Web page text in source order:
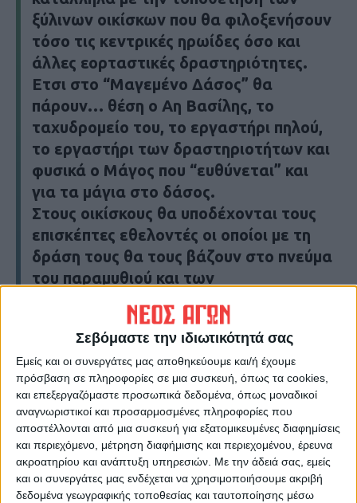
Σεβόμαστε την ιδιωτικότητά σας
Εμείς και οι συνεργάτες μας αποθηκεύουμε και/ή έχουμε
πρόσβαση σε πληροφορίες σε μια συσκευή, όπως τα cookies,
και επεξεργαζόμαστε προσωπικά δεδομένα, όπως μοναδικοί
αναγνωριστικοί και προσαρμοσμένες πληροφορίες που
αποστέλλονται από μια συσκευή για εξατομικευμένες διαφημίσεις
και περιεχόμενο, μέτρηση διαφήμισης και περιεχομένου, έρευνα
ακροατηρίου και ανάπτυξη υπηρεσιών. Με την άδειά σας, εμείς
και οι συνεργάτες μας ενδέχεται να χρησιμοποιήσουμε ακριβή
δεδομένα γεωγραφικής τοποθεσίας και ταυτοποίησης μέσω
ξύλινων οικίσκων που θα φιλοξενήσουν
τόσο τις κεντρικές ηρωίδες όσο και
άλλες εορταστικές δραστηριότητες.
Ετσι στο “Μαγεμένο Δάσος” θα
πάρουν… θέση ο Αη Βασίλης, το
ταχυδρομείο του, το εργαστήρι πηλού,
το εργαστήρι των δραστηριοτήτων και
φυσικά ο Μάγος που “ευθύνεται” και
για τα μάγια στο δάσος.
Στους οικίσκους θα υποδέχονται τους
επισκέπτες εθελοντές οι οποίοι με τη
δράση τους θα τους βάζουν στο πνεύμα
του παραμυθιού και των
Παράλληλα θα διεξαχθούν συναυλίες,
θεατρικά και μουσικά δρώμενα ενώ
καθημερινά θα υπάρχουν
δραστηριότητες για μικρούς και
μεγάλους. Οι εορτασικές εκδηλώσεις
θα
ξεκινήσουν στις 4 Δεκεμβρίου και θα
ολοκληρωθούν στις 6 Ιανουαρίου.
Σημειώνεται ότι για την αφή του